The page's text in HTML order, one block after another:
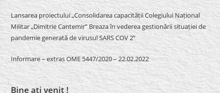
Lansarea proiectului „Consolidarea capacității Colegiului Național
Militar „Dimitrie Cantemir” Breaza în vederea gestionării situației de
pandemie generată de virusul SARS COV 2”
Informare – extras OME 5447/2020 – 22.02.2022
Bine ati venit !